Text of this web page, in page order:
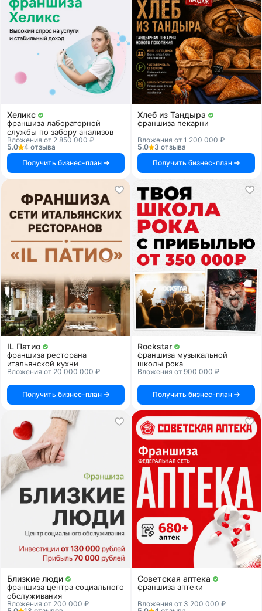
Хеликс
франшиза лабораторной
службы по забору анализов
Вложения от 2 850 000 ₽
5.0
4 отзыва
Получить бизнес-план
Хлеб из Тандыра
франшиза пекарни
Вложения от 1 200 000 ₽
5.0
3 отзыва
Получить бизнес-план
IL Патио
франшиза ресторана
итальянской кухни
Вложения от 20 000 000 ₽
Получить бизнес-план
Rockstar
франшиза музыкальной
школы рока
Вложения от 900 000 ₽
Получить бизнес-план
Близкие люди
франшиза центра социального
обслуживания
Вложения от 200 000 ₽
Советская аптека
франшиза аптеки
Вложения от 3 200 000 ₽